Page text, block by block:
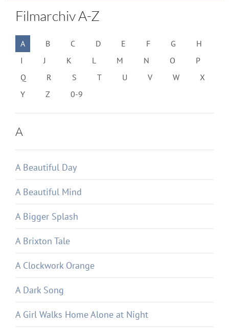
Filmarchiv A-Z
A B C D E F G
H
I
J K L M N O
P
Q
R S T U V W
X
Y
Z 0-9
A
A Beautiful Day
A Beautiful Mind
A Bigger Splash
A Brixton Tale
A Clockwork Orange
A Dark Song
A Girl Walks Home Alone at Night